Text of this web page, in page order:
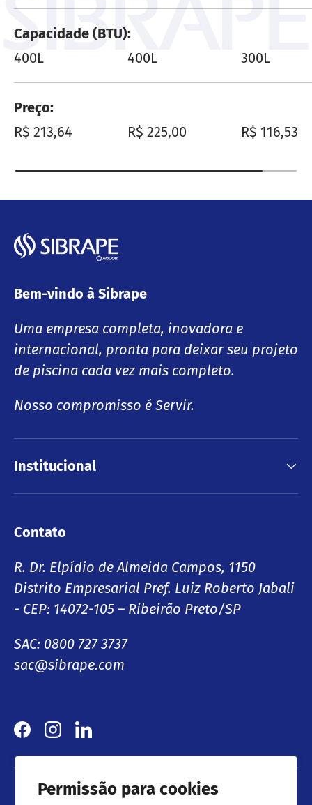
Permissão para cookies
Capacidade (BTU)
400L
400L 300L
Preço
Preço normal
R$ 213,64 Preço normal
R$ 225,00 Preço
R$ 116,53
Bem-vindo à Sibrape
Uma empresa completa, inovadora e
internacional, pronta para deixar seu projeto
de piscina cada vez mais completo.
Nosso compromisso é Servir.
Institucional
Contato
R. Dr. Elpídio de Almeida Campos, 1150
Distrito Empresarial Pref. Luiz Roberto Jabali
- CEP: 14072-105 – Ribeirão Preto/SP
SAC: 0800 727 3737
sac@sibrape.com
Facebook
InstagramLinkedIn